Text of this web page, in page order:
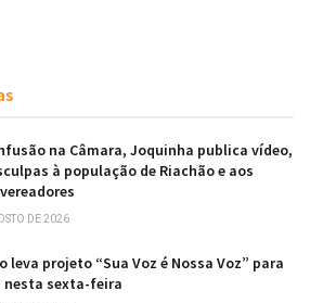
na Câmara, Joquinha publica vídeo,
à população de Riachão e aos
DE 2026
leva projeto “Sua Voz é Nossa Voz” para
nesta sexta-feira